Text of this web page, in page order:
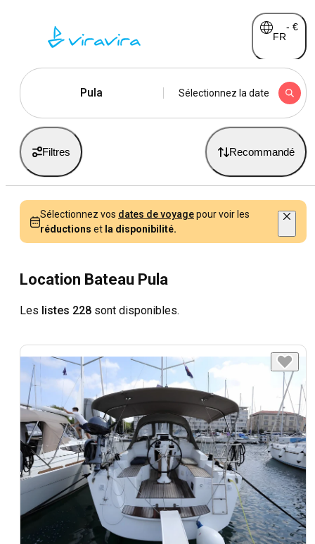
FR
- €
Pula Sélectionnez la date
Filtres Recommandé
Sélectionnez vos dates de voyagepour voir les
réductions et la disponibilité.
Location Bateau Pula
Les listes 228 sont disponibles.